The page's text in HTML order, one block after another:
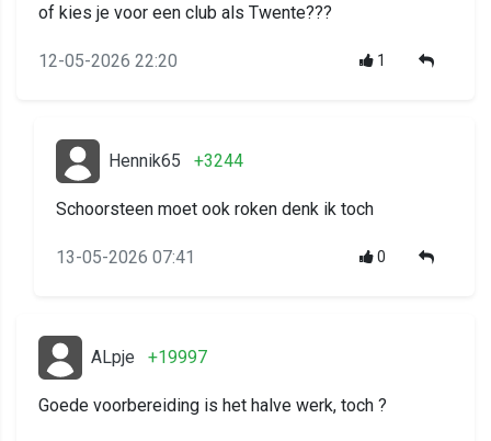
of kies je voor een club als Twente???
12-05-2026 22:20 1
Hennik65 +3244
Schoorsteen moet ook roken denk ik toch
13-05-2026 07:41 0
ALpje +19997
Goede voorbereiding is het halve werk, toch ?